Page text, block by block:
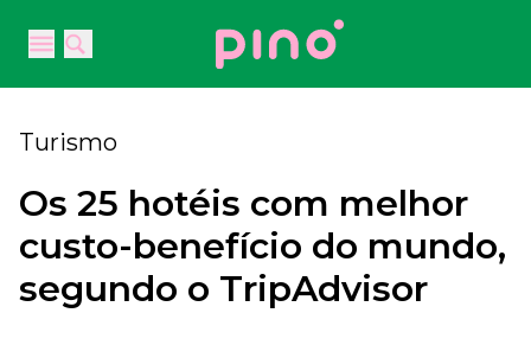
Open main menu
Open main menu
Your Company
Turismo
Os 25 hotéis com melhor
custo-benefício do mundo,
segundo o TripAdvisor